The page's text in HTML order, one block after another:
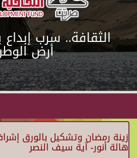
الثقافة.. سرب
أرض
زينة رمضان وتشكيل بالورق
هالة أنور- آية سيف النصر